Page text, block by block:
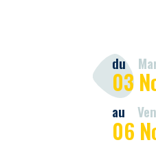
du
03
au Ven
06